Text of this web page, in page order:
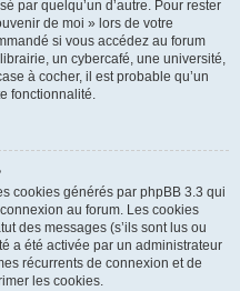
par quelqu’un d’autre. Pour rester
de moi » lors de votre
si vous accédez au forum
un cybercafé, une université,
à cocher, il est probable qu’un
fonctionnalité.
cookies générés par phpBB 3.3 qui
au forum. Les cookies
des messages (s’ils sont lus ou
a été activée par un administrateur
récurrents de connexion et de
les cookies.